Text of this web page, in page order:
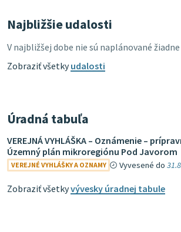
Najbližšie udalosti
V najbližšej dobe nie sú naplánované
Zobraziť všetkyudalosti
Úradná tabuľa
VEREJNÁ VYHLÁŠKA – Oznámenie –
Územný plán mikroregiónu Pod Javorom
VEREJNÉ VYHLÁŠKY A OZNAMY Vyvesené do
Zobraziť všetkyvývesky úradnej tabule